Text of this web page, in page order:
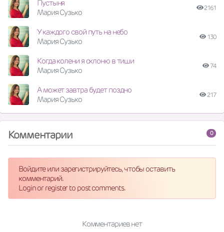
Пустыня
Мария Сузько
2161
У каждого свой путь на небо
Мария Сузько
130
Когда колени я склоню в тиши
Мария Сузько
74
А может завтра будет поздно
Мария Сузько
217
0
Комментарии
Войдите или зарегистрируйтесь, чтобы оставить
комментарий.
Login or register to post comments.
Комментариев нет